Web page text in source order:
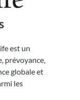
est un
prévoyance,
globale et
les